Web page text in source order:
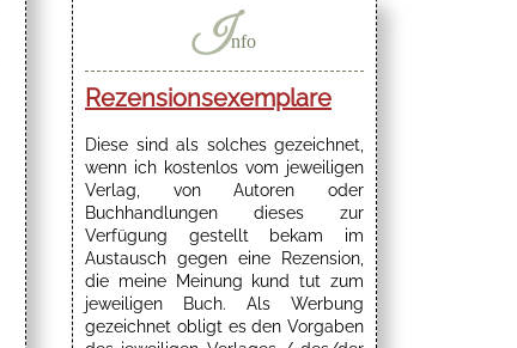
Info
Rezensionsexemplare
Diese sind als solches gezeichnet,
wenn ich kostenlos vom jeweiligen
Verlag, von Autoren oder
Buchhandlungen dieses zur
Verfügung gestellt bekam im
Austausch gegen eine Rezension,
die meine Meinung kund tut zum
jeweiligen Buch. Als Werbung
gezeichnet obligt es den Vorgaben